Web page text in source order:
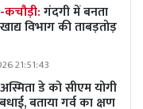
गंदगी में बनता
विभाग की ताबड़तोड़
21:51:43
डे को सीएम योगी
बताया गर्व का क्षण